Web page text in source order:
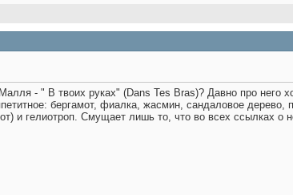
- " В твоих руках" (Dans Tes Bras)? Давно про него
бергамот, фиалка, жасмин, сандаловое дерево,
и гелиотроп. Смущает лишь то, что во всех ссылках